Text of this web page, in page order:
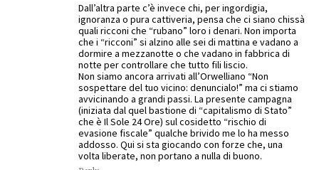
Dall’altra parte c’è invece chi, per ingordigia,
ignoranza o pura cattiveria, pensa che ci siano chissà
quali ricconi che “rubano” loro i denari. Non importa
che i “ricconi” si alzino alle sei di mattina e vadano a
dormire a mezzanotte o che vadano in fabbrica di
notte per controllare che tutto fili liscio.
Non siamo ancora arrivati all’Orwelliano “Non
sospettare del tuo vicino: denuncialo!” ma ci stiamo
avvicinando a grandi passi. La presente campagna
(iniziata dal quel bastione di “capitalismo di Stato”
che è Il Sole 24 Ore) sul cosidetto “rischio di
evasione fiscale” qualche brivido me lo ha messo
addosso. Qui si sta giocando con forze che, una
volta liberate, non portano a nulla di buono.